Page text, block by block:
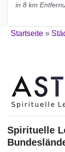
in 8 km
Startseite»
Spirituelle